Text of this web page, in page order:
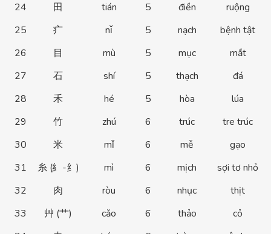
24
田 tián 5 điền
ruộng
25
疒 nǐ 5 nạch
bệnh tật
26
目 mù 5 mục
mắt
27
石 shí 5 thạch
đá
28
禾 hé 5 hòa
lúa
29
竹 zhú 6 trúc
tre trúc
30
米 mǐ 6 mễ
gạo
31
糸 (糹-纟) mì 6 mịch
sợi tơ nhỏ
32
肉 ròu 6 nhục
thịt
33
艸 (艹) cǎo 6 thảo
cỏ